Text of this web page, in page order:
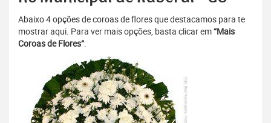
Abaixo 4 opções de coroas de flores que destacamos para te
mostrar aqui. Para ver mais opções, basta clicar em“Mais
Coroas de Flores”.